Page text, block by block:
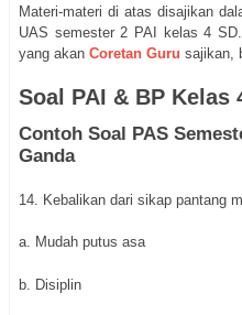
Materi-materi di atas disajikan
UAS semester 2 PAI kelas 4
yang akan Coretan Guru sajikan,
Soal PAI & BP Kelas
Contoh Soal PAS
Ganda
14. Kebalikan dari sikap pantang
a. Mudah putus asa
b. Disiplin